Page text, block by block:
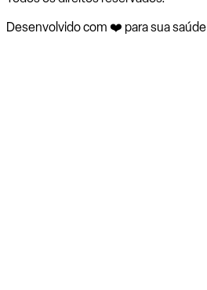
Desenvolvido com ❤️ para sua saúde